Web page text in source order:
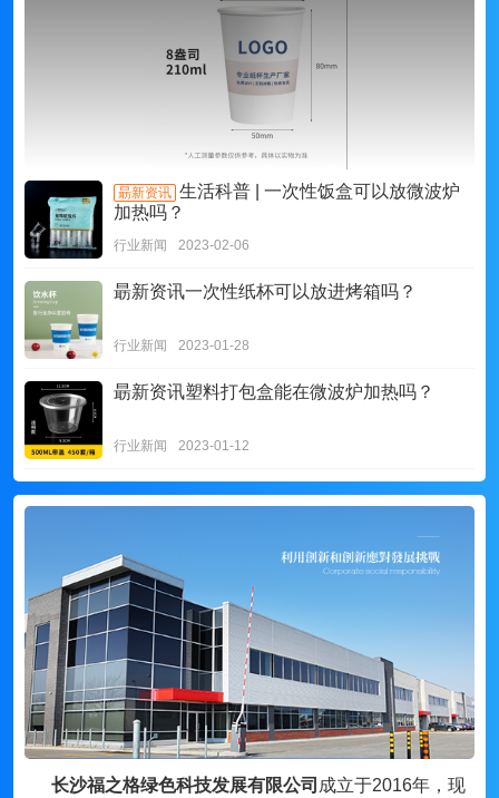
朂新资讯 生活科普 | 一次性饭盒可以放微波炉
加热吗？
行业新闻 2023-02-06
朂新资讯一次性纸杯可以放进烤箱吗？
行业新闻 2023-01-28
朂新资讯塑料打包盒能在微波炉加热吗？
行业新闻 2023-01-12
长沙福之格绿色科技发展有限公司 成立于2016年，现